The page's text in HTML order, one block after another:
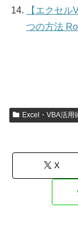
【エクセ
つの方法
Excel・VBA活用
X